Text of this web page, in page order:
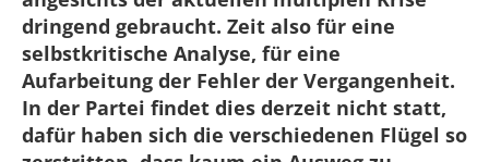
dringend gebraucht. Zeit also für eine
selbstkritische Analyse, für eine
Aufarbeitung der Fehler der Vergangenheit.
In der Partei findet dies derzeit nicht statt,
dafür haben sich die verschiedenen Flügel so